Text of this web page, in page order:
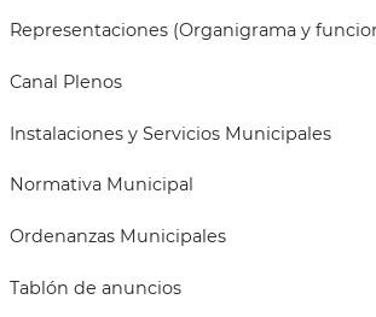
Representaciones (Organigrama y
Canal Plenos
Instalaciones y Servicios Municipales
Normativa Municipal
Ordenanzas Municipales
Tablón de anuncios